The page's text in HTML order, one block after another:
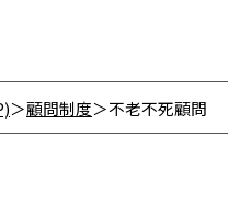
顧問制度 不老不死顧問